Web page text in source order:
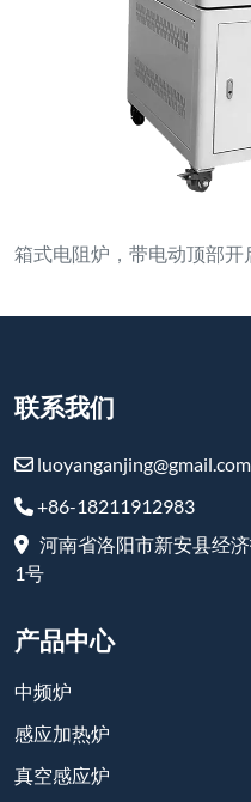
箱式电阻炉，带电动顶部开
联系我们
luoyanganjing@gmail.com
+86-18211912983
河南省洛阳市新安县经
1号
产品中心
中频炉
感应加热炉
真空感应炉